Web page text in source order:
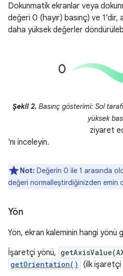
Dokunmatik ekranlar veya
değeri 0 (hayır) basınç) ve 1'dir,
daha yüksek değerler
Şekil 2. Basınç gösterimi: Sol
yüksek
ziyaret
'nı inceleyin.
Not: Değerin 0 ile 1 arasında
değeri normalleştirdiğinizden emin
Yön
Yön, ekran kaleminin hangi yönü
İşaretçi yönü,
getOrientation()
(ilk işaretçi